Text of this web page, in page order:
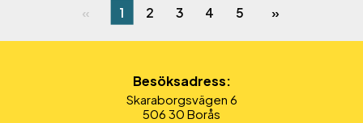
1 2 3 4 5
Besöksadress:
Skaraborgsvägen 6
506 30 Borås